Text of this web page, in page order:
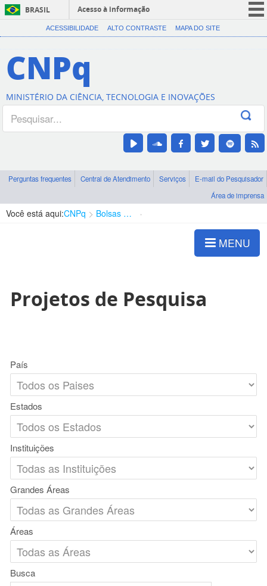
BRASIL
Acesso à informação
CORONAVÍRUS (COVID-19)
Canais
ACESSIBILIDADE ALTO CONTRASTE MAPA DO SITE
CNPq
MINISTÉRIO DA CIÊNCIA, TECNOLOGIA E INOVAÇÕES
Perguntas frequentes Central de Atendimento Serviços
E-mail do Pesquisador
Área de imprensa
Você está aqui:CNPq Bolsas e Auxílios Vigentes
MENU
Projetos de Pesquisa
País
Estados
Instituições
Grandes Áreas
Áreas
Busca